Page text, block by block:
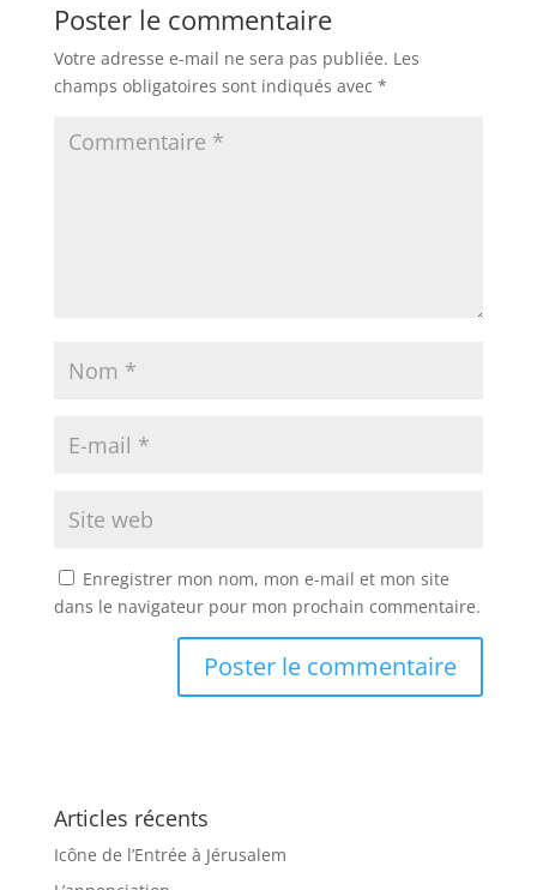
Poster le commentaire
Votre adresse e-mail ne sera pas publiée. Les
champs obligatoires sont indiqués avec *
Enregistrer mon nom, mon e-mail et mon site
dans le navigateur pour mon prochain commentaire.
Articles récents
Icône de l’Entrée à Jérusalem